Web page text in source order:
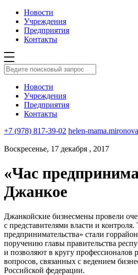
Новости
Учреждения
Предприятия
Контакты
Новости
Учреждения
Предприятия
Контакты
+7 (978) 817-39-02 helen-
Воскресенье, 17 декабря , 2017
«Час
Джанкое
Джанкойские бизнесмены провели
с представителями власти и
предпринимательства» стали
поручению главы правительства
и позволяют в кругу профессионалов
вопросов, связанных с ведением
Российской федерации.